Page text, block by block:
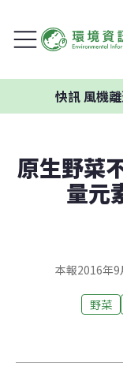
風機離聚落
原生野菜
量元
本報2016年
野菜